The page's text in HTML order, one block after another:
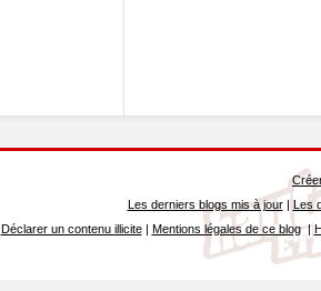
Les derniers blogs mis à jour| Les
Déclarer un contenu illicite| Mentions légales de ce blog|